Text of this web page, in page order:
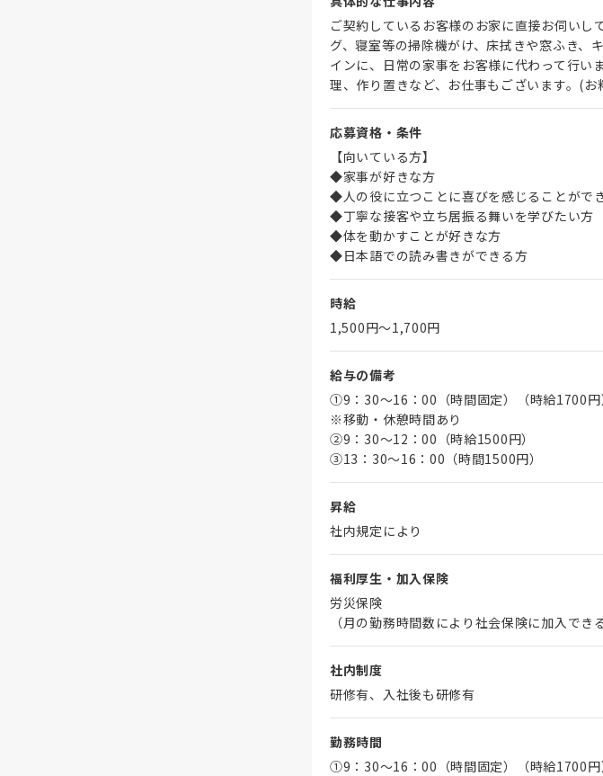
ご契約しているお客様のお家に直接お伺いし
グ、寝室等の掃除機がけ、床拭きや窓ふき、
インに、日常の家事をお客様に代わって行い
理、作り置きなど、お仕事もございます。(お
応募資格・条件
【向いている方】
◆家事が好きな方
◆人の役に立つことに喜びを感じることがで
◆丁寧な接客や立ち居振る舞いを学びたい方
◆体を動かすことが好きな方
◆日本語での読み書きができる方
時給
1,500円〜1,700円
給与の備考
①9：30～16：00（時間固定）（時給1700円
※移動・休憩時間あり
➁9：30～12：00（時給1500円）
③13：30～16：00（時間1500円）
昇給
社内規定により
福利厚生・加入保険
労災保険
（月の勤務時間数により社会保険に加入できる
社内制度
研修有、入社後も研修有
勤務時間
①9：30～16：00（時間固定）（時給1700円